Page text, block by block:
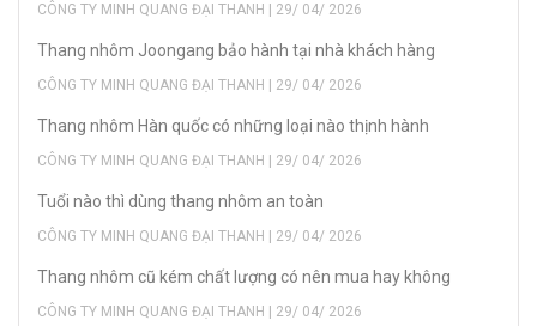
CÔNG TY MINH QUANG ĐẠI THANH | 29/ 04/ 2026
Thang nhôm Joongang bảo hành tại nhà khách hàng
CÔNG TY MINH QUANG ĐẠI THANH | 29/ 04/ 2026
Thang nhôm Hàn quốc có những loại nào thịnh hành
CÔNG TY MINH QUANG ĐẠI THANH | 29/ 04/ 2026
Tuổi nào thì dùng thang nhôm an toàn
CÔNG TY MINH QUANG ĐẠI THANH | 29/ 04/ 2026
Thang nhôm cũ kém chất lượng có nên mua hay không
CÔNG TY MINH QUANG ĐẠI THANH | 29/ 04/ 2026